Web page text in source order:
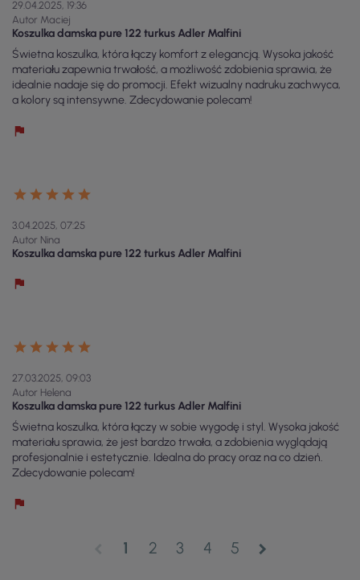
29.04.2025, 19:36
Autor Maciej
Koszulka damska pure 122 turkus Adler Malfini
Świetna koszulka, która łączy komfort z elegancją. Wysoka jakość
materiału zapewnia trwałość, a możliwość zdobienia sprawia, że
idealnie nadaje się do promocji. Efekt wizualny nadruku zachwyca,
a kolory są intensywne. Zdecydowanie polecam!
3.04.2025, 07:25
Autor Nina
Koszulka damska pure 122 turkus Adler Malfini
27.03.2025, 09:03
Autor Helena
Koszulka damska pure 122 turkus Adler Malfini
Świetna koszulka, która łączy w sobie wygodę i styl. Wysoka jakość
materiału sprawia, że jest bardzo trwała, a zdobienia wyglądają
profesjonalnie i estetycznie. Idealna do pracy oraz na co dzień.
Zdecydowanie polecam!
1 2 3 4 5 chevron_right